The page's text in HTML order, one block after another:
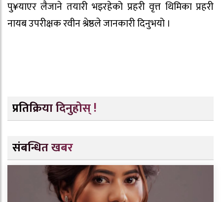
पु¥याएर लैजाने तयारी भइरहेको प्रहरी वृत्त थिमिका प्रहरी
नायब उपरीक्षक रवीन श्रेष्ठले जानकारी दिनुभयो ।
प्रतिक्रिया दिनुहोस् !
संबन्धित खबर